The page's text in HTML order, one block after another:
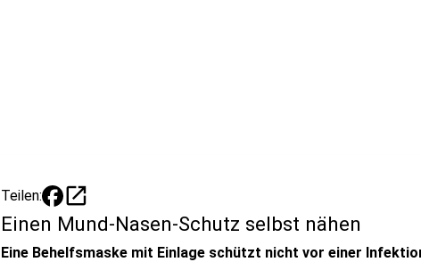
Teilen: open_in_new
Einen Mund-Nasen-Schutz selbst nähen
Eine Behelfsmaske mit Einlage schützt nicht vor einer